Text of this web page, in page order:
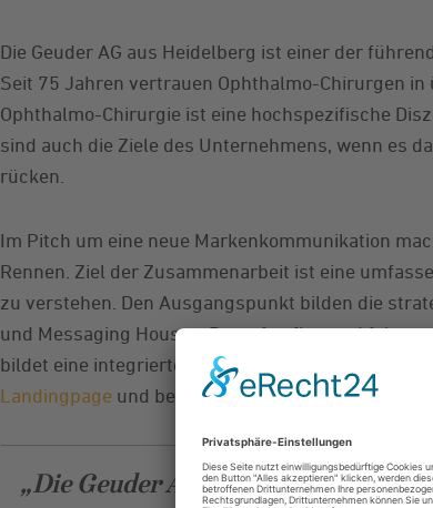
Die Geuder AG aus Heidelberg ist einer der
Seit 75 Jahren vertrauen Ophthalmo-Chirurgen
Ophthalmo-Chirurgie ist eine hochspezifische
sind auch die Ziele des Unternehmens, wenn es
rücken.
Im Pitch um eine neue Markenkommunikation
Rennen. Ziel der Zusammenarbeit ist eine
zu verstehen. Den Ausgangspunkt bilden die
und Messaging Houses. Darauf aufbauend
bildet eine integrierte
Landingpage und begleitender Social-Media-
„Die Geuder AG war auf der